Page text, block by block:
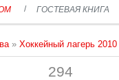
ГОСТЕВАЯ КНИГА
» Хоккейный лагерь 2010
294